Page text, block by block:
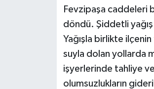
Fevzipaşa caddeleri
döndü. Şiddetli
Yağışla birlikte
suyla dolan yollarda
işyerlerinde tahliye
olumsuzlukların